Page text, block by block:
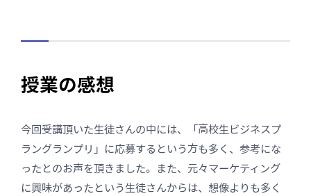
授業の感想
今回受講頂いた生徒さんの中には、「高校生ビジネスプ
ラングランプリ」に応募するという方も多く、参考にな
ったとのお声を頂きました。また、元々マーケティング
に興味があったという生徒さんからは、想像よりも多く